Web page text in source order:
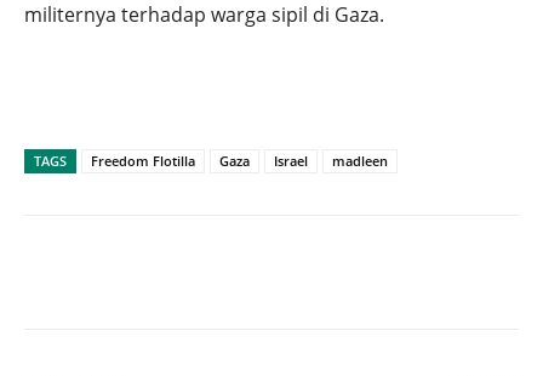
militernya terhadap warga sipil di Gaza.
TAGS Freedom Flotilla Gaza Israel madleen